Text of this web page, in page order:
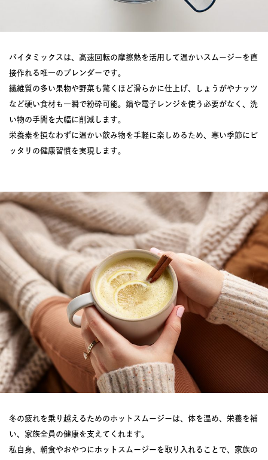
バイタミックスは、高速回転の摩擦熱を活用して温かいスムージーを直
接作れる唯一のブレンダーです。
繊維質の多い果物や野菜も驚くほど滑らかに仕上げ、しょうがやナッツ
など硬い食材も一瞬で粉砕可能。鍋や電子レンジを使う必要がなく、洗
い物の手間を大幅に削減します。
栄養素を損なわずに温かい飲み物を手軽に楽しめるため、寒い季節にピ
ッタリの健康習慣を実現します。
冬の疲れを乗り越えるためのホットスムージーは、体を温め、栄養を補
い、家族全員の健康を支えてくれます。
私自身、朝食やおやつにホットスムージーを取り入れることで、家族の